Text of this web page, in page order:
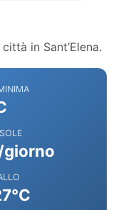
in Sant’Elena.
giorno